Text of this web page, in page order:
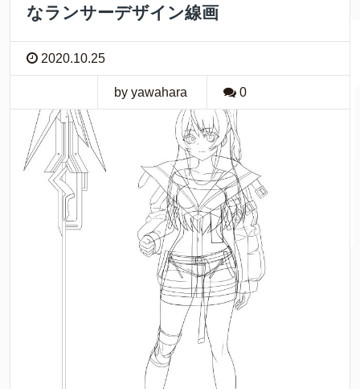
なランサーデザイン線画
2020.10.25
by yawahara 0